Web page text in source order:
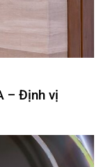
– Định vị